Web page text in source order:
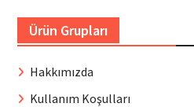
Ürün Grupları
Hakkımızda
Kullanım Koşulları